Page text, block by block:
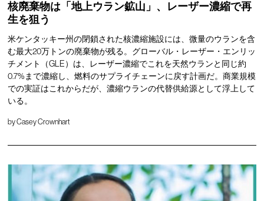
核廃棄物は「地上ウラン鉱山」、レーザー濃縮で再
生を狙う
米ケンタッキー州の閉鎖された核濃縮施設には、微量のウランを含
む最大20万トンの廃棄物が残る。グローバル・レーザー・エンリッ
チメント（GLE）は、レーザー濃縮でこれを天然ウランと同じ約
0.7%まで濃縮し、燃料のサプライチェーンに戻す計画だ。商業規模
での実証はこれからだが、濃縮ウランの代替供給源として浮上して
いる。
byCasey Crownhart